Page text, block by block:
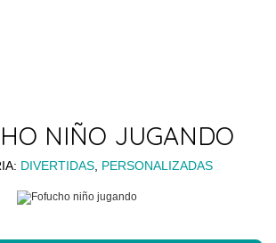
NIÑO JUGANDO
DIVERTIDAS, PERSONALIZADAS